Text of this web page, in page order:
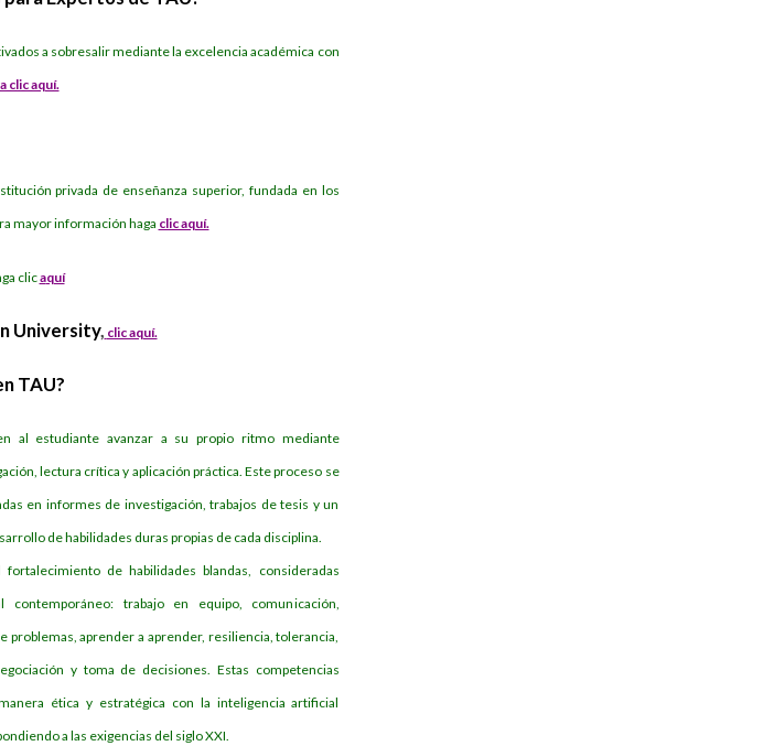
a sobresalir mediante la excelencia académica con
clic aquí.
privada de enseñanza superior, fundada en los
mayor información haga clic aquí.
clicaquí
University, clic aquí.
TAU?
al estudiante avanzar a su propio ritmo mediante
lectura crítica y aplicación práctica. Este proceso se
en informes de investigación, trabajos de tesis y un
de habilidades duras propias de cada disciplina.
de habilidades blandas, consideradas
contemporáneo: trabajo en equipo, comunicación,
aprender a aprender, resiliencia, tolerancia,
y toma de decisiones. Estas competencias
ética y estratégica con la inteligencia artificial
a las exigencias del siglo XXI.